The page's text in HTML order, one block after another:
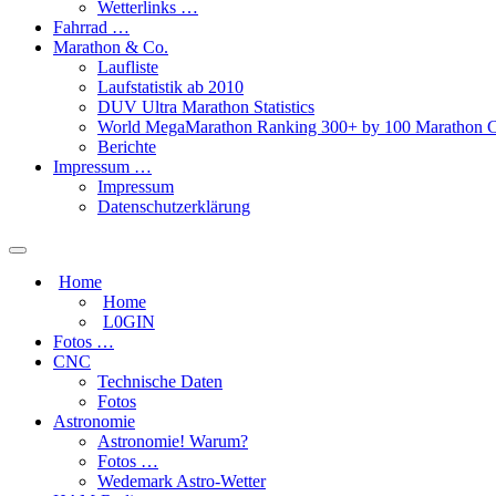
Wetterlinks …
Fahrrad …
Marathon & Co.
Laufliste
Laufstatistik ab 2010
DUV Ultra Marathon Statistics
World MegaMarathon Ranking 300+ by 100 Marathon
Berichte
Impressum …
Impressum
Datenschutzerklärung
Toggle
search
field
Home
Home
L​0​​GIN
Fotos …
CNC
Technische Daten
Fotos
Astronomie
Astronomie! Warum?
Fotos …
Wedemark Astro-Wetter